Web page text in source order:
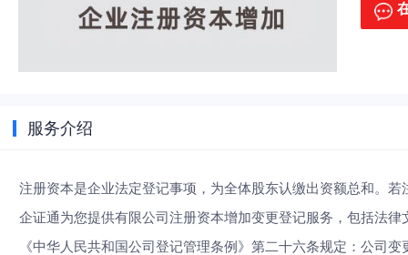
服务介绍
注册资本是企业法定登记事项，为全体股东认缴出资额总和。
企证通为您提供有限公司注册资本增加变更登记服务，包括法
《中华人民共和国公司登记管理条例》第二十六条规定：公司